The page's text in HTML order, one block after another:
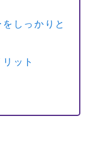
しっかりと
ット